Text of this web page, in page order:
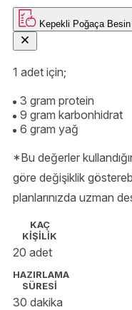
Kepekli Poğaça
1 adet için;
3 gram protein
9 gram karbonhidrat
6 gram yağ
*Bu değerler
göre değişiklik
planlarınızda uzman
KAÇ
KİŞİLİK
20 adet
HAZIRLAMA
SÜRESİ
30 dakika